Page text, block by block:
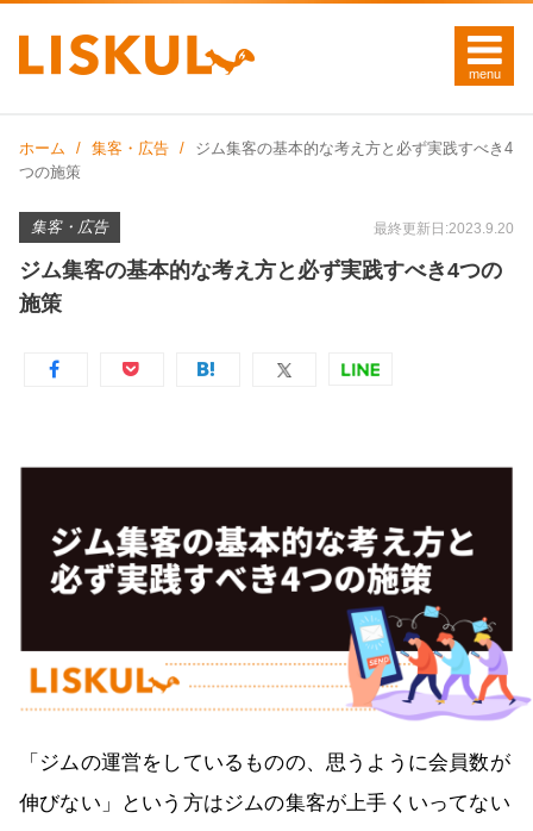
ホーム 集客・広告
ジム集客の基本的な考え方と必ず実践すべき4
つの施策
集客・広告 最終更新日:2023.9.20
ジム集客の基本的な考え方と必ず実践すべき4つの
施策
「ジムの運営をしているものの、思うように会員数が
伸びない」という方はジムの集客が上手くいってない